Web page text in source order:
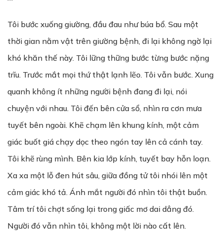
Tôi bước xuống giường, đầu đau như búa bổ. Sau một
thời gian nằm vật trên giường bệnh, đi lại không ngờ lại
khó khăn thế này. Tôi lững thững bước từng bước nặng
trĩu. Trước mắt mọi thứ thật lạnh lẽo. Tôi vẫn bước. Xung
quanh không ít những người bệnh đang đi lại, nói
chuyện với nhau. Tôi đến bên cửa sổ, nhìn ra cơn mưa
tuyết bên ngoài. Khẽ chạm lên khung kính, một cảm
giác buốt giá chạy dọc theo ngón tay lên cả cánh tay.
Tôi khẽ rùng mình. Bên kia lớp kính, tuyết bay hỗn loạn.
Xa xa một lỗ đen hút sâu, giữa đồng tử tôi nhói lên một
cảm giác khó tả. Ánh mắt người đó nhìn tôi thật buồn.
Tâm trí tôi chợt sống lại trong giấc mơ dai dẳng đó.
Người đó vẫn nhìn tôi, không một lời nào cất lên.